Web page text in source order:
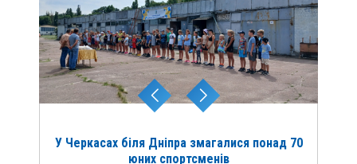
У Черкасах біля Дніпра змагалися понад 70
юних спортсменів